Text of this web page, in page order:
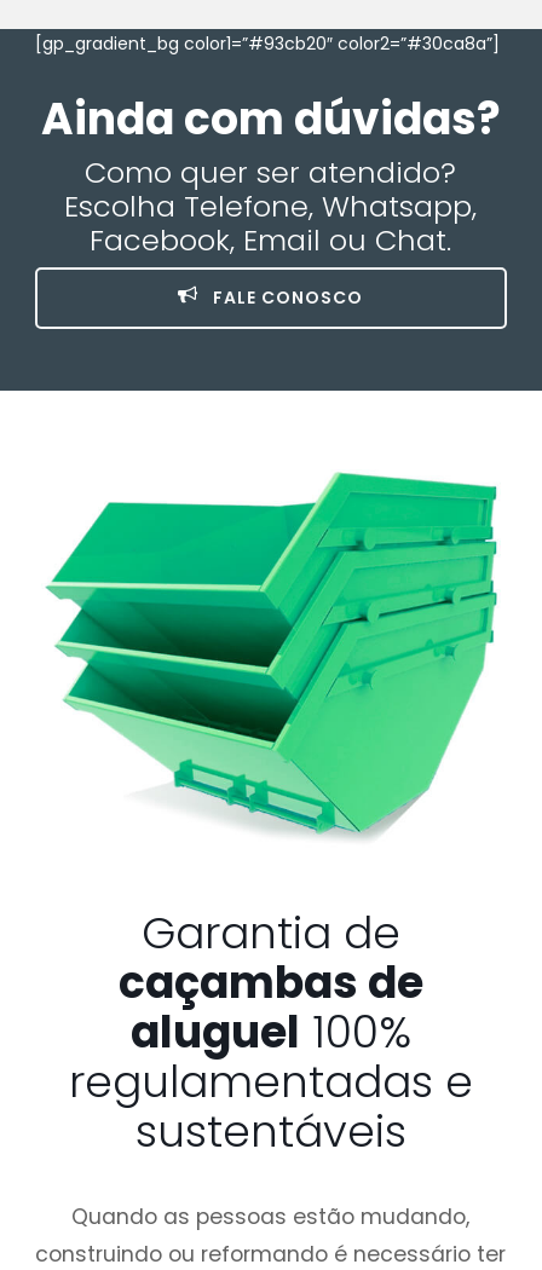
[gp_gradient_bg color1=”#93cb20″ color2=”#30ca8a”]
Ainda com dúvidas?
Como quer ser atendido?
Escolha Telefone, Whatsapp,
Facebook, Email ou Chat.
FALE CONOSCO
Garantia de
caçambas de
aluguel 100%
regulamentadas e
sustentáveis
Quando as pessoas estão mudando,
construindo ou reformando é necessário ter